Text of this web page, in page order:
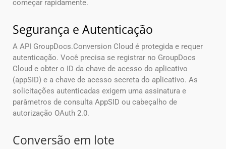
começar rapidamente.
Segurança e Autenticação
A API GroupDocs.Conversion Cloud é protegida e requer
autenticação. Você precisa se registrar no GroupDocs
Cloud e obter o ID da chave de acesso do aplicativo
(appSID) e a chave de acesso secreta do aplicativo. As
solicitações autenticadas exigem uma assinatura e
parâmetros de consulta AppSID ou cabeçalho de
autorização OAuth 2.0.
Conversão em lote